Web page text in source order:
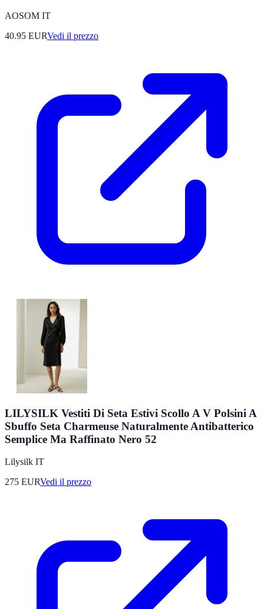
AOSOM IT
40.95 EURVedi il prezzo
LILYSILK Vestiti Di Seta Estivi Scollo A V Polsini A
Sbuffo Seta Charmeuse Naturalmente Antibatterico
Semplice Ma Raffinato Nero 52
Lilysilk IT
275 EURVedi il prezzo